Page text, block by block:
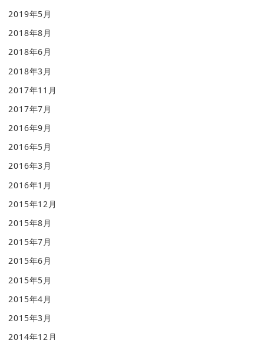
2019年5月
2018年8月
2018年6月
2018年3月
2017年11月
2017年7月
2016年9月
2016年5月
2016年3月
2016年1月
2015年12月
2015年8月
2015年7月
2015年6月
2015年5月
2015年4月
2015年3月
2014年12月